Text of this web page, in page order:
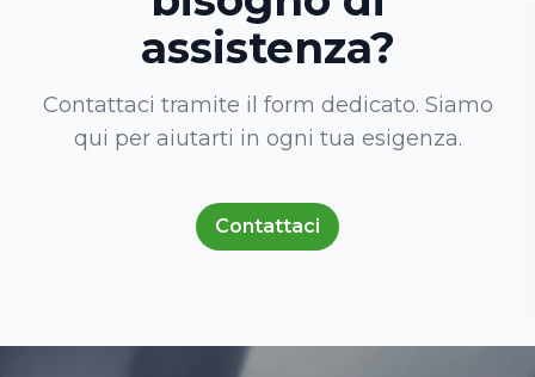
assistenza?
Contattaci tramite il form dedicato. Siamo
qui per aiutarti in ogni tua esigenza.
Contattaci